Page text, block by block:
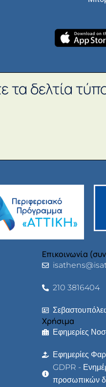
τα δελτία
Επικοινωνία
210 3816404
Χρήσιμα
Εφημερίες
Εφημερίες
GDPR -
προσωπικών